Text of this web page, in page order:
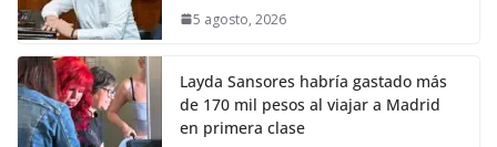
5 agosto, 2026
Layda Sansores habría gastado más
de 170 mil pesos al viajar a Madrid
en primera clase